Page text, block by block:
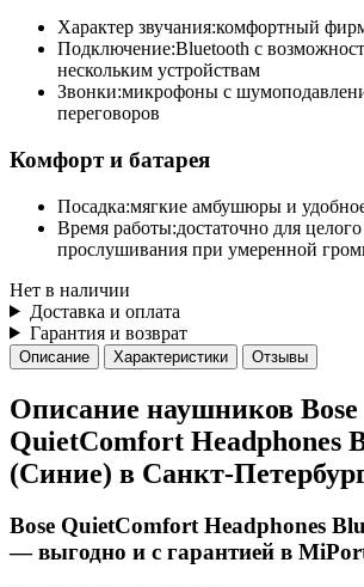
Характер звучания:комфортный
Подключение:Bluetooth с
нескольким устройствам
Звонки:микрофоны с
переговоров
Комфорт и батарея
Посадка:мягкие амбушюры и
Время работы:достаточно для
прослушивания при умеренной
Нет в наличии
Доставка и оплата
Гарантия и возврат
Описание Характеристики Отзывы
Описание наушников Bose
QuietComfort Headphones
(Синие) в Санкт-
Bose QuietComfort Headphones
— выгодно и с гарантией в